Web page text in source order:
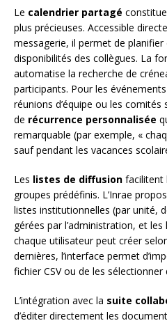
Le calendrier partagé
plus précieuses. Accessible
messagerie, il permet de
disponibilités des collègues. La
automatise la recherche de
participants. Pour les
réunions d’équipe ou les comités
de récurrence personnalisée
remarquable (par exemple, «
sauf pendant les vacances
Les listes de diffusion facilitent
groupes prédéfinis. L’Inrae
listes institutionnelles (par unité,
gérées par l’administration, et
chaque utilisateur peut créer
dernières, l’interface permet
fichier CSV ou de les sélectionner
L’intégration avec la suite
d’éditer directement les